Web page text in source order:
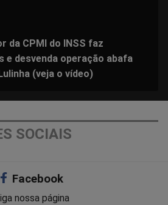
da CPMI do INSS faz
e desvenda operação abafa
(veja o vídeo)
SOCIAIS
Facebook
nossa página